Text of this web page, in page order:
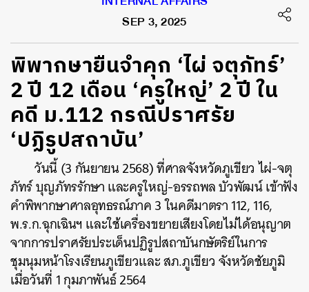
INTERNAL AFFAIRS
SEP 3, 2025
พิพากษายืนจำคุก ‘ไผ่ จตุภัทร์’
2 ปี 12 เดือน ‘ครูใหญ่’ 2 ปี ใน
คดี ม.112 กรณีปราศรัย
‘ปฏิรูปสถาบัน’
วันนี้ (3 กันยายน 2568) ที่ศาลจังหวัดภูเขียวไผ่-จตุ
ภัทร์ บุญภัทรรักษา และครูใหญ่-อรรถพล บัวพัฒน์ เข้าฟัง
คำพิพากษาศาลอุทธรณ์ภาค 3 ในคดีมาตรา 112, 116,
พ.ร.ก.ฉุกเฉินฯ และใช้เครื่องขยายเสียงโดยไม่ได้อนุญาต
จากการปราศรัยประเด็นปฏิรูปสถาบันกษัตริย์ในการ
ชุมนุมหน้าโรงเรียนภูเขียวและ สภ.ภูเขียว จังหวัดชัยภูมิ
เมื่อวันที่ 1 กุมภาพันธ์ 2564